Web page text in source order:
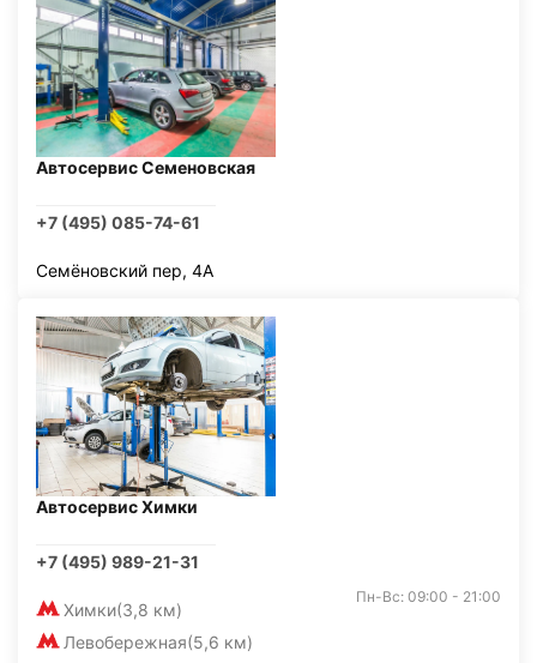
Автосервис Семеновская
+7 (495) 085-74-61
Семёновский пер, 4А
Автосервис Химки
+7 (495) 989-21-31
Химки(3,8 км)
Левобережная(5,6 км)
Пн-Вс: 09:00 - 21:00